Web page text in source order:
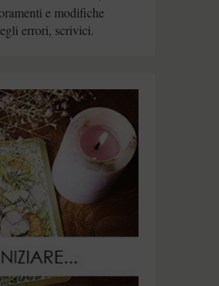
e modifiche
errori, scrivici.